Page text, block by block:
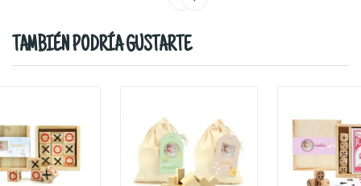
TAMBIÉN PODRÍA GUSTARTE